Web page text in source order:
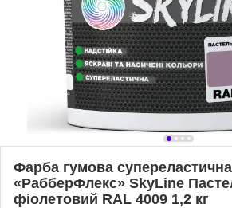
Фарба гумова супереластична
«РабберФлекс» SkyLine
фіолетовий RAL 4009 1,2 кг